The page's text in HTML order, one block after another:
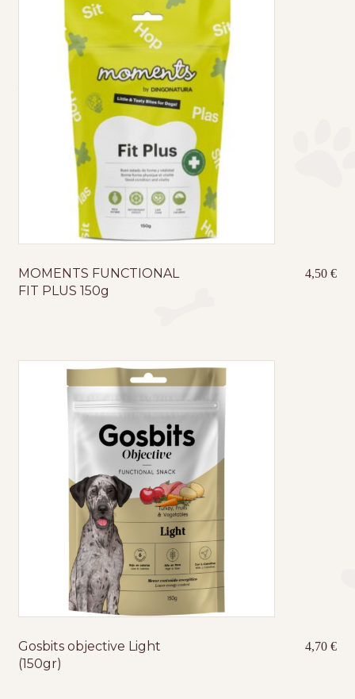
MOMENTS FUNCTIONAL
FIT PLUS 150g
4,50€
Gosbits objective Light
(150gr)
4,70€